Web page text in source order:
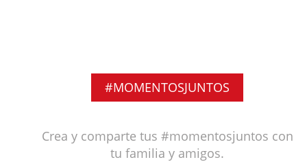
#MOMENTOSJUNTOS
Crea y comparte tus #momentosjuntos con
tu familia y amigos.